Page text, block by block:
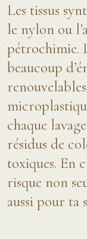
Les tissus
le nylon ou
pétrochimie.
beaucoup
chaque
résidus de
toxiques. En
risque non
aussi pour ta